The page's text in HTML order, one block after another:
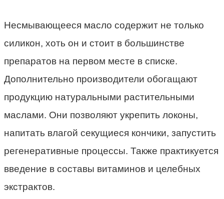
Несмывающееся масло содержит не только
силикон, хоть он и стоит в большинстве
препаратов на первом месте в списке.
Дополнительно производители обогащают
продукцию натуральными растительными
маслами. Они позволяют укрепить локоны,
напитать влагой секущиеся кончики, запустить
регенеративные процессы. Также практикуется
введение в составы витаминов и целебных
экстрактов.